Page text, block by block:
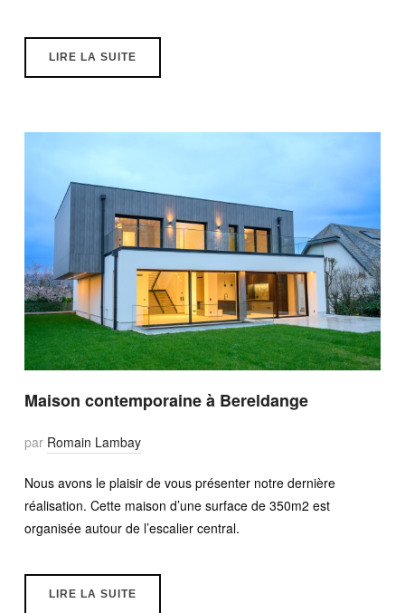
LIRE LA SUITE
Maison contemporaine à Bereldange
par Romain Lambay
Nous avons le plaisir de vous présenter notre dernière
réalisation. Cette maison d’une surface de 350m2 est
organisée autour de l’escalier central.
LIRE LA SUITE